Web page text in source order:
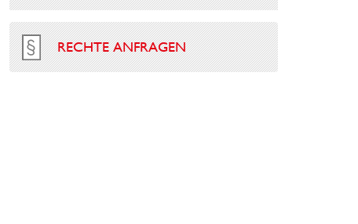
RECHTE ANFRAGEN